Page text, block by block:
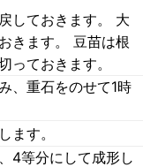
しておきます。 大
きます。 豆苗は根
っておきます。
、重石をのせて1時
ます。
4等分にして成形し